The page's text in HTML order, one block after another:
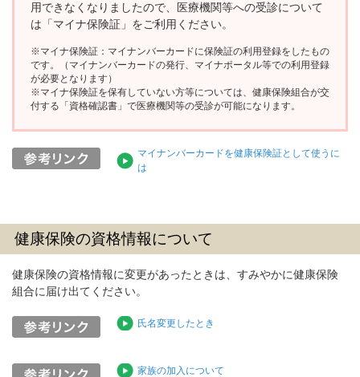
用できなくなりましたので、医療機関等への受診について
は「マイナ保険証」をご利用ください。
※マイナ保険証：マイナンバーカードに保険証の利用登録をしたもの
です。（マイナンバーカードの発行、マイナポータル等での利用登録
が必要となります）
※マイナ保険証を保有していない方等については、健康保険組合が交
付する「資格確認書」で医療機関等の受診が可能になります。
マイナンバーカードを健康保険証として使うに
は
健康保険の資格情報について
健康保険の資格情報に変更があったときは、すみやかに健康保険
組合に届け出てください。
氏名変更したとき
家族の加入について